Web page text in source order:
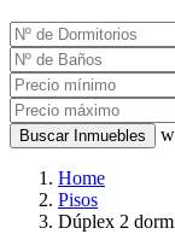
Buscar Inmuebles
Home
Pisos
Dúplex 2